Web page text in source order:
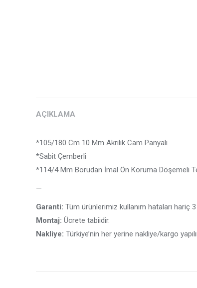
AÇIKLAMA
*105/180 Cm 10 Mm Akrilik Cam Panyalı
*Sabit Çemberli
*114/4 Mm Borudan İmal Ön Koruma Döşemeli
—
Garanti: Tüm ürünlerimiz kullanım hataları hariç 3
Montaj: Ücrete tabiidir.
Nakliye: Türkiye’nin her yerine nakliye/kargo